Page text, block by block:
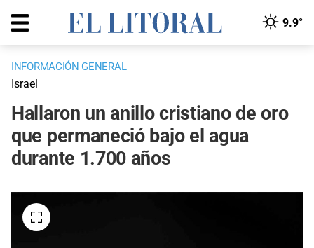
9.9°
INFORMACIÓN GENERAL
Israel
Hallaron un anillo cristiano de oro
que permaneció bajo el agua
durante 1.700 años